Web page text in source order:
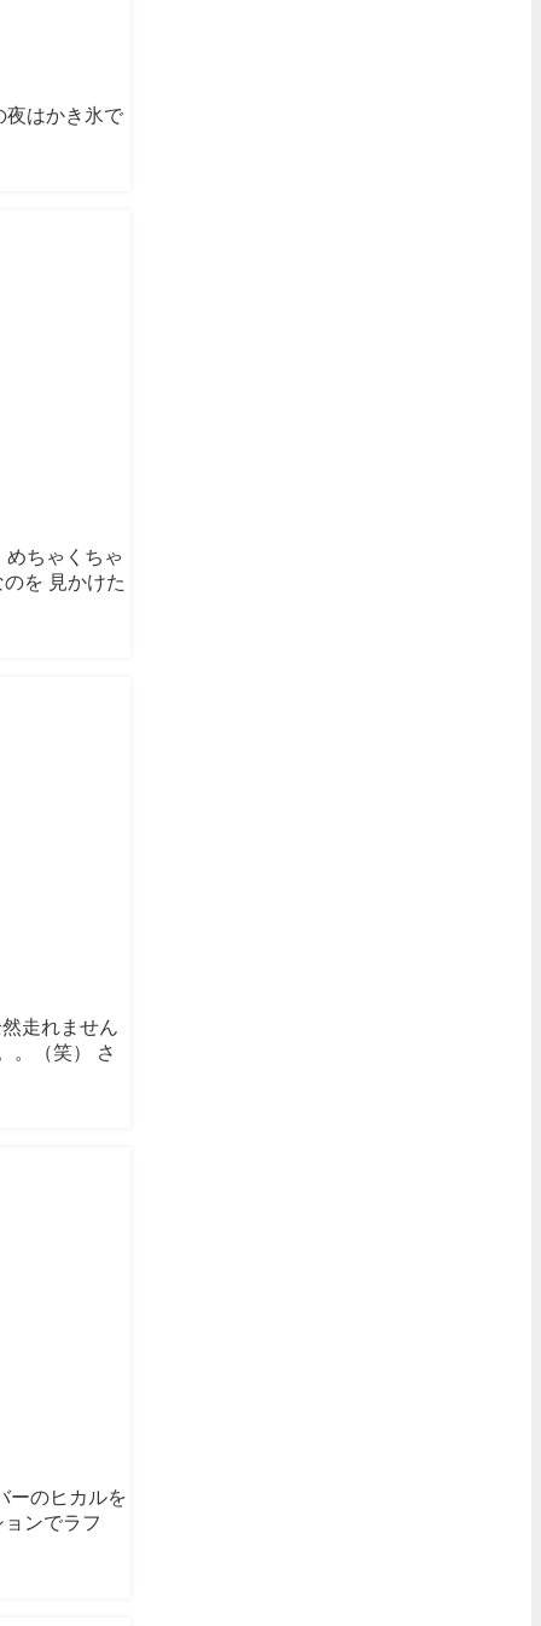
夜はかき氷で
めちゃくちゃ
を 見かけた
走れません
。（笑） さ
ーのヒカルを
ンでラフ